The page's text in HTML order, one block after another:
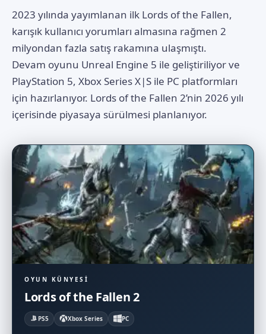
2023 yılında yayımlanan ilk Lords of the Fallen,
karışık kullanıcı yorumları almasına rağmen 2
milyondan fazla satış rakamına ulaşmıştı.
Devam oyunu Unreal Engine 5 ile geliştiriliyor ve
PlayStation 5, Xbox Series X|S ile PC platformları
için hazırlanıyor. Lords of the Fallen 2’nin 2026 yılı
içerisinde piyasaya sürülmesi planlanıyor.
OYUN KÜNYESI
Lords of the Fallen 2
PS5 Xbox Series PC